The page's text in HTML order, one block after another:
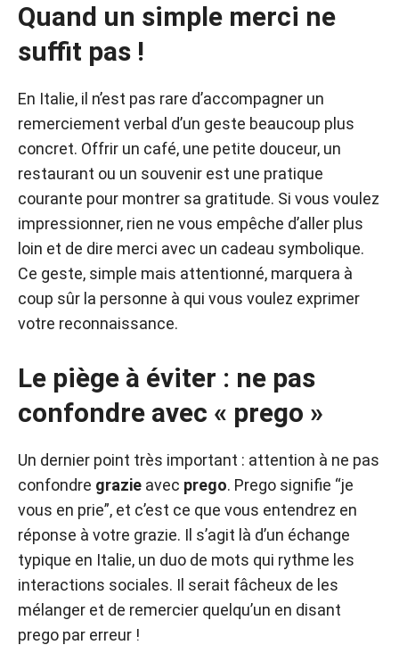
Quand un simple merci ne
suffit pas !
En Italie, il n’est pas rare d’accompagner un
remerciement verbal d’un geste beaucoup plus
concret. Offrir un café, une petite douceur, un
restaurant ou un souvenir est une pratique
courante pour montrer sa gratitude. Si vous voulez
impressionner, rien ne vous empêche d’aller plus
loin et de dire merci avec un cadeau symbolique.
Ce geste, simple mais attentionné, marquera à
coup sûr la personne à qui vous voulez exprimer
votre reconnaissance.
Le piège à éviter : ne pas
confondre avec « prego »
Un dernier point très important : attention à ne pas
confondre grazie avec prego. Prego signifie “je
vous en prie”, et c’est ce que vous entendrez en
réponse à votre grazie. Il s’agit là d’un échange
typique en Italie, un duo de mots qui rythme les
interactions sociales. Il serait fâcheux de les
mélanger et de remercier quelqu’un en disant
prego par erreur !